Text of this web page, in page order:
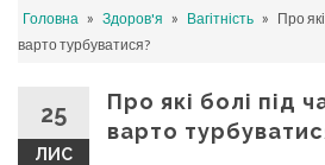
content
Головна » Здоров'я » Вагітність » Про
варто турбуватися?
25
ЛИС
Про які болі під
варто